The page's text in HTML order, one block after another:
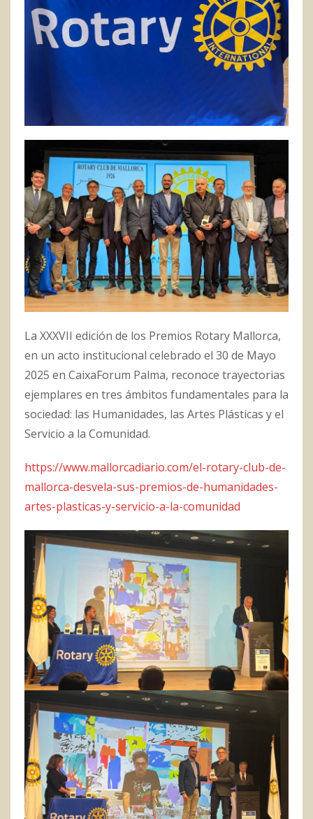
La XXXVII edición de los Premios Rotary Mallorca,
en un acto institucional celebrado el 30 de Mayo
2025 en CaixaForum Palma, reconoce trayectorias
ejemplares en tres ámbitos fundamentales para la
sociedad: las Humanidades, las Artes Plásticas y el
Servicio a la Comunidad.
https://www.mallorcadiario.com/el-rotary-club-de-
mallorca-desvela-sus-premios-de-humanidades-
artes-plasticas-y-servicio-a-la-comunidad